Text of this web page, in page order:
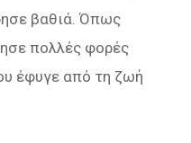
βαθιά. Όπως
πολλές φορές
έφυγε από τη ζωή